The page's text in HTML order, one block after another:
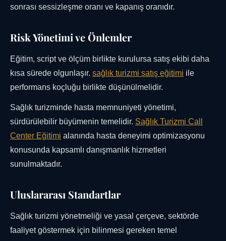
sonrası sessizleşme oranı ve kapanış oranıdır.
Risk Yönetimi ve Önlemler
Eğitim, script ve ölçüm birlikte kurulursa satış ekibi daha
kısa sürede olgunlaşır. sağlık turizmi satış eğitimi ile
performans koçluğu birlikte düşünülmelidir.
Sağlık turizminde hasta memnuniyeti yönetimi,
sürdürülebilir büyümenin temelidir. Sağlık Turizmi Call
Center Eğitimi alanında hasta deneyimi optimizasyonu
konusunda kapsamlı danışmanlık hizmetleri
sunulmaktadır.
Uluslararası Standartlar
Sağlık turizmi yönetmeliği ve yasal çerçeve, sektörde
faaliyet göstermek için bilinmesi gereken temel